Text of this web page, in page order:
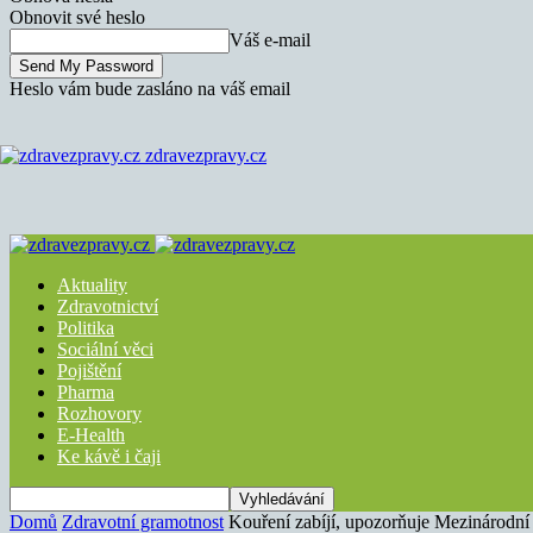
Obnovit své heslo
Váš e-mail
Heslo vám bude zasláno na váš email
zdravezpravy.cz
Aktuality
Zdravotnictví
Politika
Sociální věci
Pojištění
Pharma
Rozhovory
E-Health
Ke kávě i čaji
Domů Zdravotní gramotnost Kouření zabíjí, upozorňuje Mezinárodní